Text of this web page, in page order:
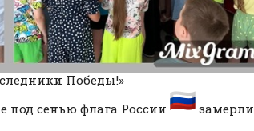
Победы!»
под сенью флага России
замерли